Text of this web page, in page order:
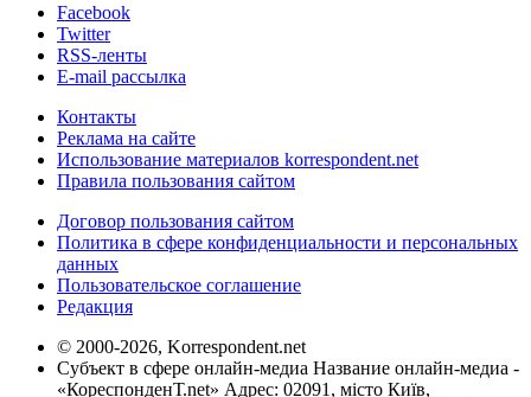
Facebook
Twitter
RSS-ленты
E-mail рассылка
Контакты
Реклама на сайте
Использование материалов korrespondent.net
Правила пользования сайтом
Договор пользования сайтом
Политика в сфере конфиденциальности и персональных
данных
Пользовательское соглашение
Редакция
© 2000-2026, Korrespondent.net
Субъект в сфере онлайн-медиа Название онлайн-медиа -
«КореспонденТ.net» Адрес: 02091, місто Київ,